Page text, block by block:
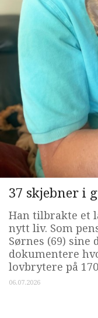
37 skjebner i
Han tilbrakte et
nytt liv. Som
Sørnes (69) sine
dokumentere
lovbrytere på
06.07.2026